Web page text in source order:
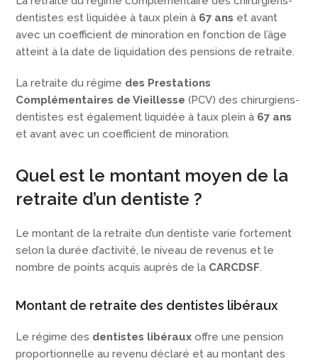
dentistes est liquidée à taux plein à 67 ans et avant
avec un coefficient de minoration en fonction de l’âge
atteint à la date de liquidation des pensions de retraite.
La retraite du régime des Prestations
Complémentaires de Vieillesse(PCV) des chirurgiens-
dentistes est également liquidée à taux plein à 67 ans
et avant avec un coefficient de minoration.
Quel est le montant moyen de la
retraite d’un dentiste ?
Le montant de la retraite d’un dentiste varie fortement
selon la durée d’activité, le niveau de revenus et le
nombre de points acquis auprès de la CARCDSF.
Montant de retraite des dentistes libéraux
Le régime des dentistes libéraux offre une pension
proportionnelle au revenu déclaré et au montant des